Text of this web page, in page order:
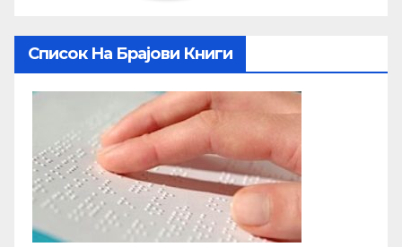
Список На Брајови Книги